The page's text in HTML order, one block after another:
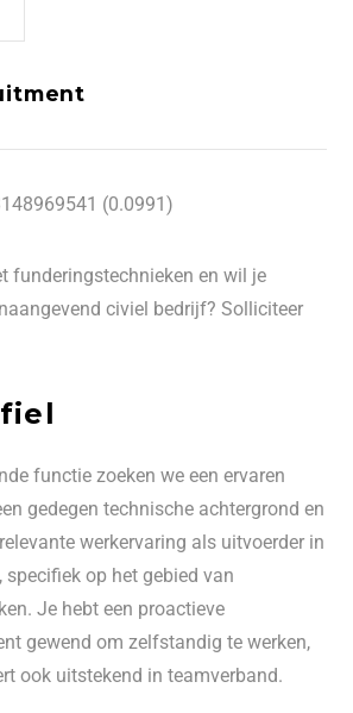
(0.0991)
funderingstechnieken en wil je
civiel bedrijf? Solliciteer
functie zoeken we een ervaren
gedegen technische achtergrond en
werkervaring als uitvoerder in
specifiek op het gebied van
Je hebt een proactieve
gewend om zelfstandig te werken,
ook uitstekend in teamverband.